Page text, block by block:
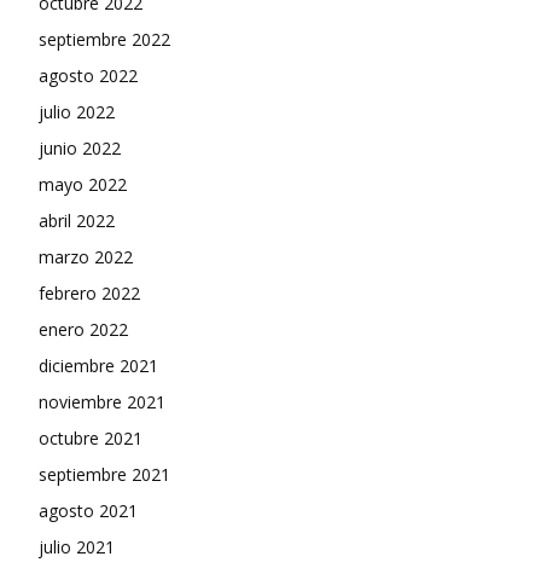
septiembre 2022
agosto 2022
julio 2022
junio 2022
mayo 2022
abril 2022
marzo 2022
febrero 2022
enero 2022
diciembre 2021
noviembre 2021
octubre 2021
septiembre 2021
agosto 2021
julio 2021